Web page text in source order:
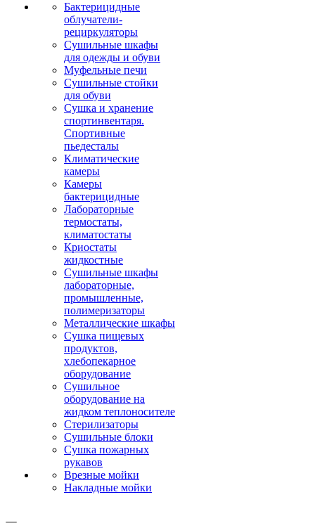
Бактерицидные
облучатели-
рециркуляторы
Сушильные шкафы
для одежды и обуви
Муфельные печи
Сушильные стойки
для обуви
Сушка и хранение
спортинвентаря.
Спортивные
пьедесталы
Климатические
камеры
Камеры
бактерицидные
Лабораторные
термостаты,
климатостаты
Криостаты
жидкостные
Сушильные шкафы
лабораторные,
промышленные,
полимеризаторы
Металлические шкафы
Сушка пищевых
продуктов,
хлебопекарное
оборудование
Сушильное
оборудование на
жидком теплоносителе
Стерилизаторы
Сушильные блоки
Сушка пожарных
рукавов
Врезные мойки
Накладные мойки